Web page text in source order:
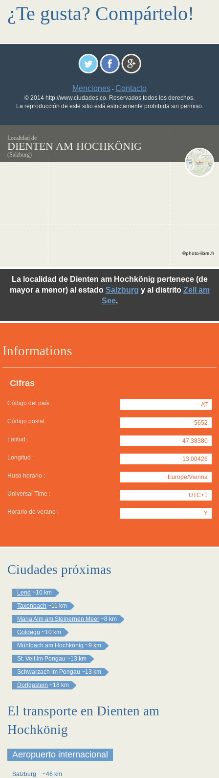
¿Te gusta? Compártelo!
Menciones - Contacto
© 2014 http://www.ciudades.co. Reservados todos los derechos.
La reproducción de este sitio está estrictamente prohibida sin permiso.
Localidad de
DIENTEN AM HOCHKÖNIG
(Salzburg)
Informations
Cifras
Código del país : AT
Código postal : 5652
Latitud : 47.38380
Longitud : 13.00426
Huso horario : Europe/Vienna
Universal Time : UTC+1
Horario de verano : Y
La localidad de Dienten am Hochkönig pertenece (de
mayor a menor) al estado Salzburg y al distrito Zell am
See.
©photo-libre.fr
Ciudades próximas
Lend ~10 km
Taxenbach ~11 km
Maria Alm am Steinernen Meer ~8 km
Goldegg ~10 km
Mühlbach am Hochkönig ~9 km
St. Veit im Pongau ~13 km
Schwarzach im Pongau ~13 km
Dorfgastein ~18 km
El transporte en Dienten am
Hochkönig
Aeropuerto internacional
Salzburg ~46 km